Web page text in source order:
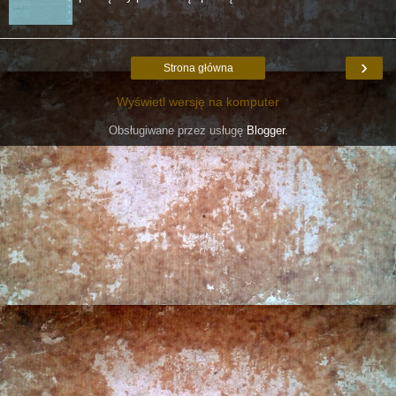
›
Strona główna
Wyświetl wersję na komputer
Obsługiwane przez usługęBlogger.